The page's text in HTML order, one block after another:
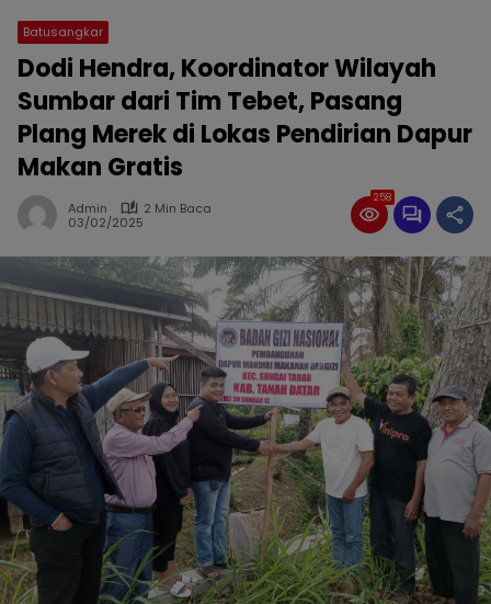
Batusangkar
Dodi Hendra, Koordinator Wilayah
Sumbar dari Tim Tebet, Pasang
Plang Merek di Lokas Pendirian Dapur
Makan Gratis
Admin
2 Min Baca
03/02/2025
258